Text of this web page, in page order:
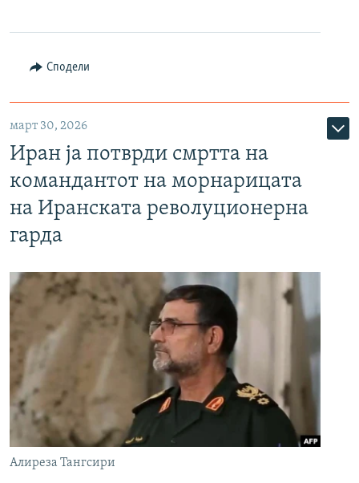
Сподели
март 30, 2026
Иран ја потврди смртта на
командантот на морнарицата
на Иранската револуционерна
гарда
Алиреза Тангсири